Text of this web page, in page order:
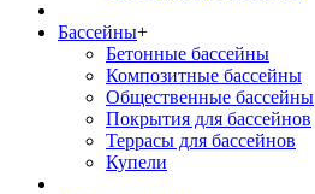
Бассейны+
Бетонные бассейны
Композитные бассейны
Общественные бассейны
Покрытия для бассейнов
Террасы для бассейнов
Купели